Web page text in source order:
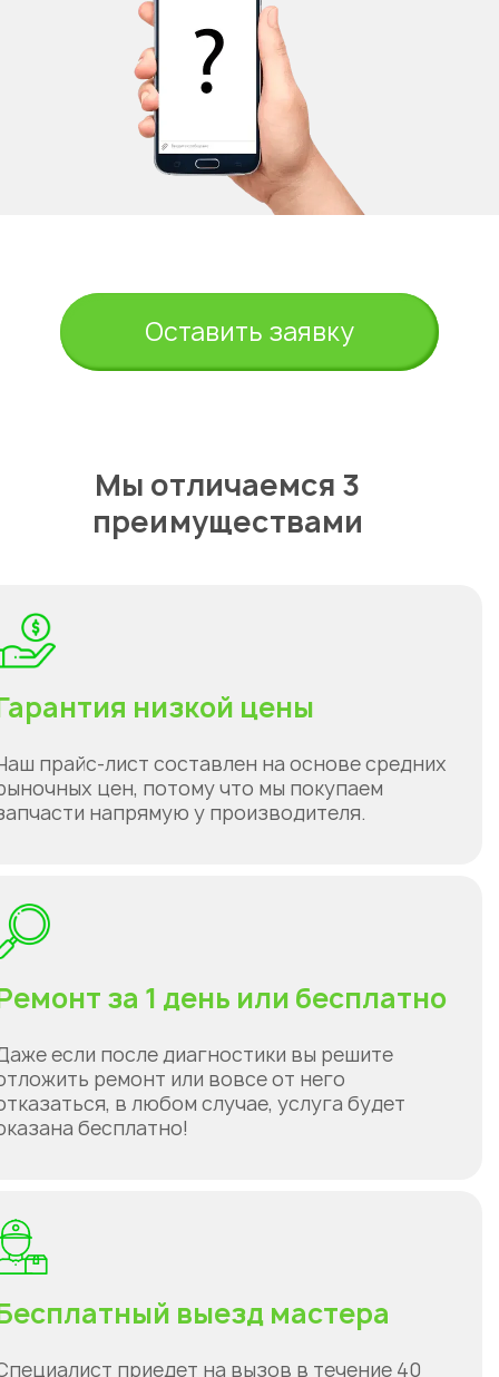
Оставить заявку
Мы отличаемся 3
преимуществами
низкой цены
прайс-лист составлен на основе средних
цен, потому что мы покупаем
напрямую у производителя.
за 1 день или бесплатно
если после диагностики вы решите
ремонт или вовсе от него
в любом случае, услуга будет
бесплатно!
выезд мастера
приедет на вызов в течение 40